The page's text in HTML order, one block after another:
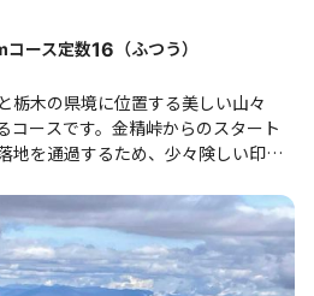
コース定数16 （ふつう）
栃木の県境に位置する美しい山々
コースです。金精峠からのスタート
地を通過するため、少々険しい印象
使う場面も多く、健脚者向けのコー
の中には、初めての挑戦で苦戦しな
る声が多く聞かれます。 山頂か
山、さらには雲海に浮かぶ山々の美